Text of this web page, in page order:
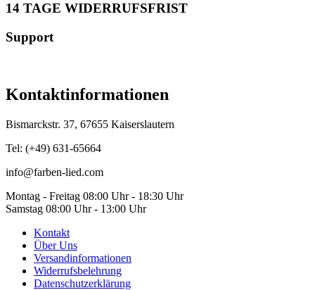
14 TAGE WIDERRUFSFRIST
Support
Kontaktinformationen
Bismarckstr. 37, 67655 Kaiserslautern
Tel: (+49) 631-65664
info@farben-lied.com
Montag - Freitag 08:00 Uhr - 18:30 Uhr
Samstag 08:00 Uhr - 13:00 Uhr
Kontakt
Über Uns
Versandinformationen
Widerrufsbelehrung
Datenschutzerklärung